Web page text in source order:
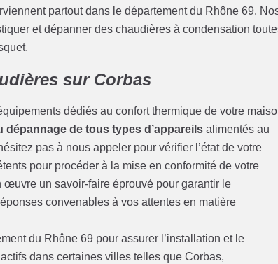
partout dans le département du Rhône 69.
et dépanner des chaudières à condensation
sur Corbas
dédiés au confort thermique de votre
dépannage de tous types d’appareils alimentés au
pas à nous appeler pour vérifier l’état de votre
pour procéder à la mise en conformité de votre
un savoir-faire éprouvé pour garantir le
convenables à vos attentes en matière
du Rhône 69 pour assurer l’installation et le
dans certaines villes telles que Corbas,